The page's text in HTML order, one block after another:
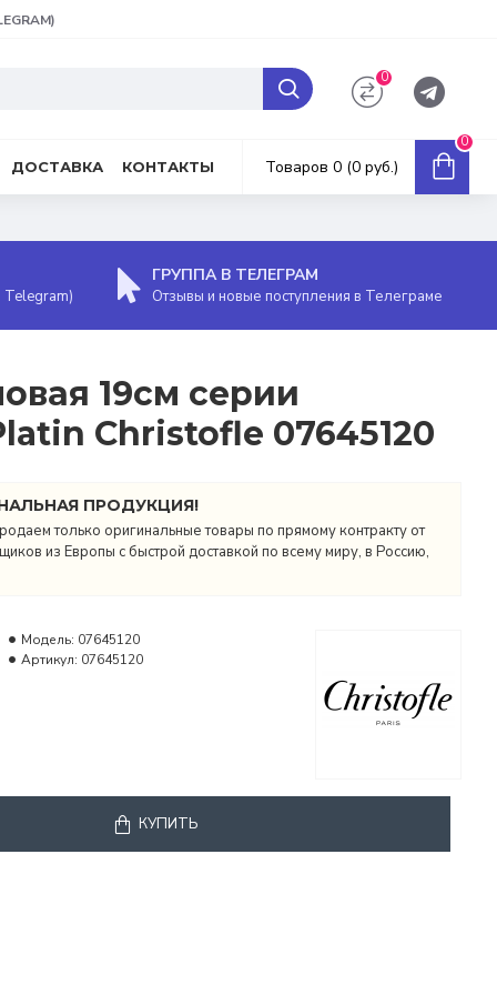
0
ДОСТАВКА КОНТАКТЫ Товаров 0 (0 руб.)
0
ГРУППА В ТЕЛЕГРАМ
Отзывы и новые поступления в Телеграме
19см серии
Christofle 07645120
ПРОДУКЦИЯ!
только оригинальные товары по прямому контракту от
из Европы с быстрой доставкой по всему миру, в Россию,
Модель: 07645120
Артикул: 07645120
КУПИТЬ